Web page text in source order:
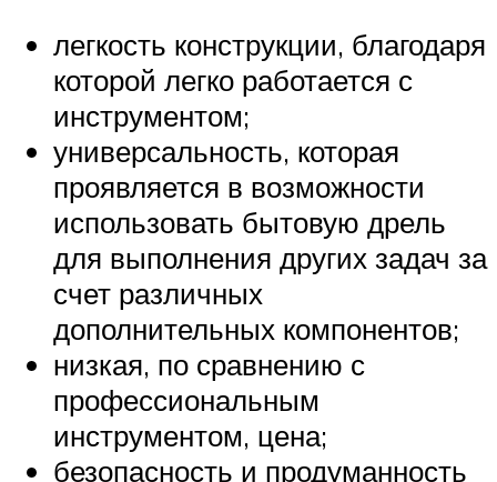
легкость конструкции, благодаря
которой легко работается с
инструментом;
универсальность, которая
проявляется в возможности
использовать бытовую дрель
для выполнения других задач за
счет различных
дополнительных компонентов;
низкая, по сравнению с
профессиональным
инструментом, цена;
безопасность и продуманность